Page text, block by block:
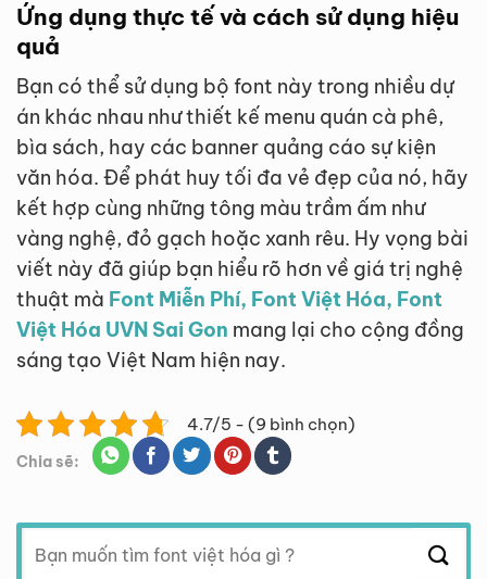
Ứng dụng thực tế và cách sử dụng hiệu
quả
Bạn có thể sử dụng bộ font này trong nhiều dự
án khác nhau như thiết kế menu quán cà phê,
bìa sách, hay các banner quảng cáo sự kiện
văn hóa. Để phát huy tối đa vẻ đẹp của nó, hãy
kết hợp cùng những tông màu trầm ấm như
vàng nghệ, đỏ gạch hoặc xanh rêu. Hy vọng bài
viết này đã giúp bạn hiểu rõ hơn về giá trị nghệ
thuật mà Font Miễn Phí, Font Việt Hóa, Font
Việt Hóa UVN Sai Gon mang lại cho cộng đồng
sáng tạo Việt Nam hiện nay.
4.7/5 - (9 bình chọn)
Chia sẽ:
Tìm
kiếm: